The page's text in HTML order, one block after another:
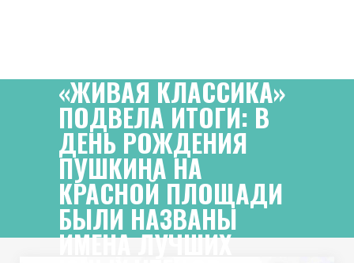
«ЖИВАЯ КЛАССИКА»
ПОДВЕЛА ИТОГИ: В
ДЕНЬ РОЖДЕНИЯ
ПУШКИНА НА
КРАСНОЙ ПЛОЩАДИ
БЫЛИ НАЗВАНЫ
ИМЕНА ЛУЧШИХ